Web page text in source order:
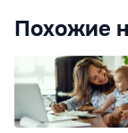
Похожие